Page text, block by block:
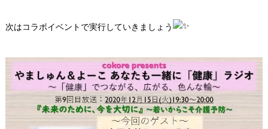
次はコラボイベントで実行していきましょう